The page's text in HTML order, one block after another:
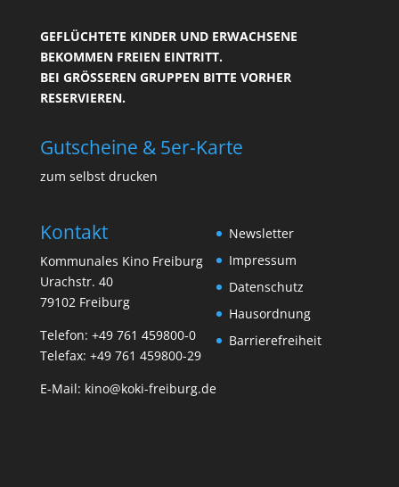
GEFLÜCHTETE KINDER UND ERWACHSENE
BEKOMMEN FREIEN EINTRITT.
BEI GRÖSSEREN GRUPPEN BITTE VORHER R
ESERVIEREN.
Gutscheine & 5er-Karte
zum selbst drucken
Kontakt
Kommunales Kino Freiburg
Urachstr. 40
79102 Freiburg
Telefon: +49 761 459800-0
Telefax: +49 761 459800-29
E-Mail: kino@koki-freiburg.de
Newsletter
Impressum
Datenschutz
Hausordnung
Barrierefreiheit